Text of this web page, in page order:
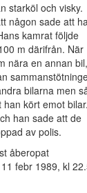
starköl och visky.
någon sade att
kamrat följde
m därifrån. När
nära en annan bil,
bilarna men
kört emot bilar.
han sade att de
av polis.
åberopat
febr 1989, kl